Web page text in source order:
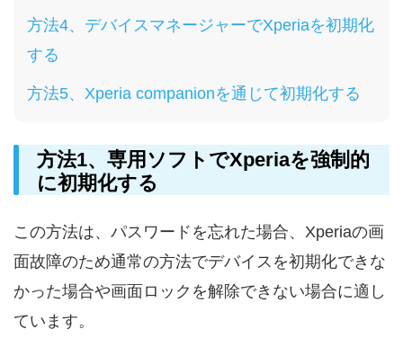
方法4、デバイスマネージャーでXperiaを初期化
する
方法5、Xperia companionを通じて初期化する
方法1、専用ソフトでXperiaを強制的
に初期化する
この方法は、パスワードを忘れた場合、Xperiaの画
面故障のため通常の方法でデバイスを初期化できな
かった場合や画面ロックを解除できない場合に適し
ています。